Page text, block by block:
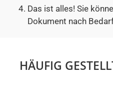
Das ist alles! Sie
Dokument nach
HÄUFIG